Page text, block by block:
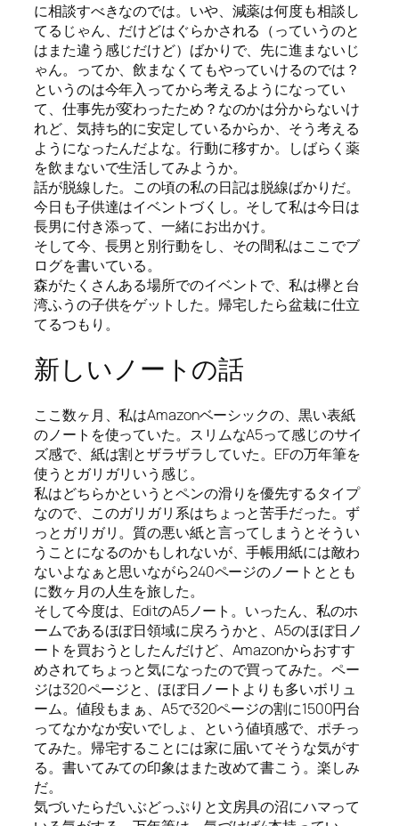
に相談すべきなのでは。いや、減薬は何度も相談し
てるじゃん、だけどはぐらかされる（っていうのと
はまた違う感じだけど）ばかりで、先に進まないじ
ゃん。ってか、飲まなくてもやっていけるのでは？
というのは今年入ってから考えるようになってい
て、仕事先が変わったため？なのかは分からないけ
れど、気持ち的に安定しているからか、そう考える
ようになったんだよな。行動に移すか。しばらく薬
を飲まないで生活してみようか。
話が脱線した。この頃の私の日記は脱線ばかりだ。
今日も子供達はイベントづくし。そして私は今日は
長男に付き添って、一緒にお出かけ。
そして今、長男と別行動をし、その間私はここでブ
ログを書いている。
森がたくさんある場所でのイベントで、私は欅と台
湾ふうの子供をゲットした。帰宅したら盆栽に仕立
てるつもり。
新しいノートの話
ここ数ヶ月、私はAmazonベーシックの、黒い表紙
のノートを使っていた。スリムなA5って感じのサイ
ズ感で、紙は割とザラザラしていた。EFの万年筆を
使うとガリガリいう感じ。
私はどちらかというとペンの滑りを優先するタイプ
なので、このガリガリ系はちょっと苦手だった。ず
っとガリガリ。質の悪い紙と言ってしまうとそうい
うことになるのかもしれないが、手帳用紙には敵わ
ないよなぁと思いながら240ページのノートととも
に数ヶ月の人生を旅した。
そして今度は、EditのA5ノート。いったん、私のホ
ームであるほぼ日領域に戻ろうかと、A5のほぼ日ノ
ートを買おうとしたんだけど、Amazonからおすす
めされてちょっと気になったので買ってみた。ペー
ジは320ページと、ほぼ日ノートよりも多いボリュ
ーム。値段もまぁ、A5で320ページの割に1500円台
ってなかなか安いでしょ、という値頃感で、ポチっ
てみた。帰宅することには家に届いてそうな気がす
る。書いてみての印象はまた改めて書こう。楽しみ
だ。
気づいたらだいぶどっぷりと文房具の沼にハマって